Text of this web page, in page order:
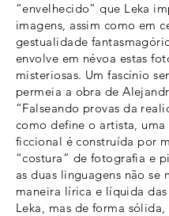
“envelhecido” que Leka
imagens, assim como em
gestualidade
envolve em névoa estas
misteriosas. Um fascínio
permeia a obra de
“Falseando provas da
como define o artista, uma
ficcional é construída por
“costura” de fotografia e
as duas linguagens não se
maneira lírica e líquida
Leka, mas de forma